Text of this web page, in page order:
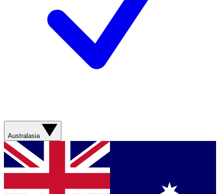
Australasia